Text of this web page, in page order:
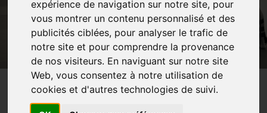
expérience de navigation sur notre site, pour
vous montrer un contenu personnalisé et des
publicités ciblées, pour analyser le trafic de
notre site et pour comprendre la provenance
de nos visiteurs. En naviguant sur notre site
Web, vous consentez à notre utilisation de
cookies et d'autres technologies de suivi.
PRÉSENTATION